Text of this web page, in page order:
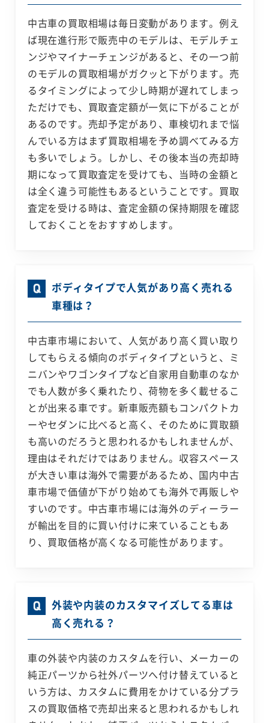
中古車の買取相場は毎日変動があります。例え
ば現在進行形で販売中のモデルは、モデルチェ
ンジやマイナーチェンジがあると、その一つ前
のモデルの買取相場がガクッと下がります。売
るタイミングによって少し時期が遅れてしまっ
ただけでも、買取査定額が一気に下がることが
あるのです。売却予定があり、車検切れまで悩
んでいる方はまず買取相場を予め調べてみる方
も多いでしょう。しかし、その後本当の売却時
期になって買取査定を受けても、当時の金額と
は全く違う可能性もあるということです。買取
査定を受ける時は、査定金額の保持期限を確認
しておくことをおすすめします。
ボディタイプで人気があり高く売れる
車種は？
中古車市場において、人気があり高く買い取り
してもらえる傾向のボディタイプというと、ミ
ニバンやワゴンタイプなど自家用自動車のなか
でも人数が多く乗れたり、荷物を多く載せるこ
とが出来る車です。新車販売額もコンパクトカ
ーやセダンに比べると高く、そのために買取額
も高いのだろうと思われるかもしれませんが、
理由はそれだけではありません。収容スペース
が大きい車は海外で需要があるため、国内中古
車市場で価値が下がり始めても海外で再販しや
すいのです。中古車市場には海外のディーラー
が輸出を目的に買い付けに来ていることもあ
り、買取価格が高くなる可能性があります。
外装や内装のカスタマイズしてる車は
高く売れる？
車の外装や内装のカスタムを行い、メーカーの
純正パーツから社外パーツへ付け替えていると
いう方は、カスタムに費用をかけている分プラ
スの買取価格で売却出来ると思われるかもしれ